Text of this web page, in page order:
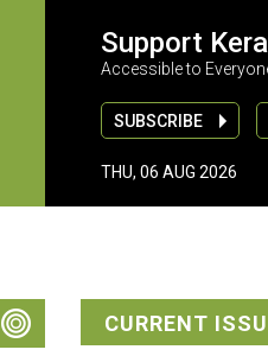
Support
Accessible to
SUBSCRIBE
THU, 06 AUG 2026
CURRENT